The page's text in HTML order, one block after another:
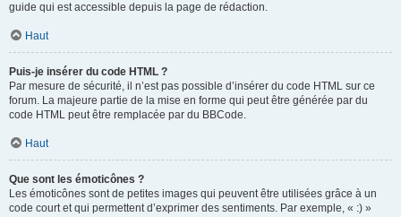
guide qui est accessible depuis la page de rédaction.
Haut
Puis-je insérer du code HTML ?
Par mesure de sécurité, il n’est pas possible d’insérer du code HTML sur ce
forum. La majeure partie de la mise en forme qui peut être générée par du
code HTML peut être remplacée par du BBCode.
Haut
Que sont les émoticônes ?
Les émoticônes sont de petites images qui peuvent être utilisées grâce à un
code court et qui permettent d’exprimer des sentiments. Par exemple, « :) »